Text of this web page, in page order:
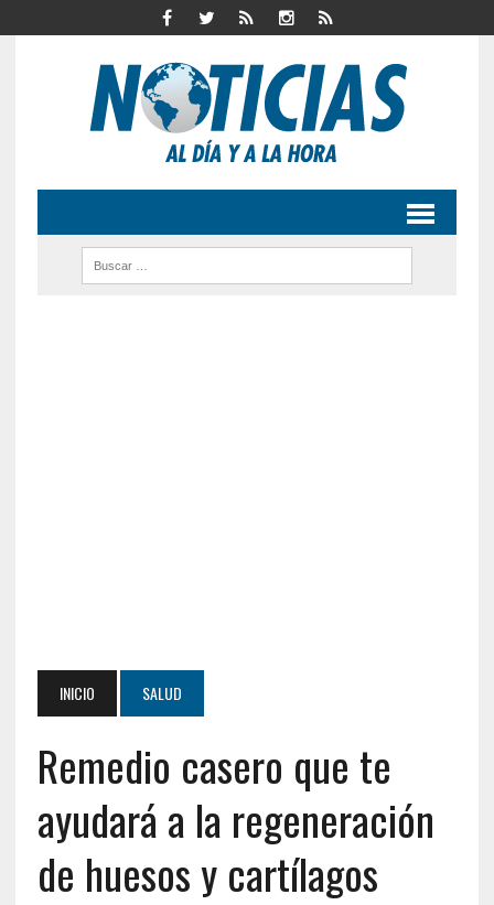
INICIO SALUD
Remedio casero que te
ayudará a la regeneración
de huesos y cartílagos